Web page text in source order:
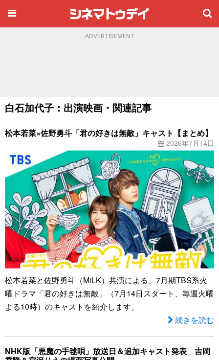
ADVERTISEMENT
白石加代子：出演映画・関連記事
松本若菜×佐野勇斗「君の好きは無敵」キャスト【まとめ】
2026年7月14日
松本若菜と佐野勇斗（MiLK）共演による、7月期TBS系火
曜ドラマ「君の好きは無敵」（7月14日スタート、毎週火曜
よる10時）のキャストを紹介します。
続きを読む
NHK版「悪魔の手毬唄」放送日＆追加キャスト発表 吉岡